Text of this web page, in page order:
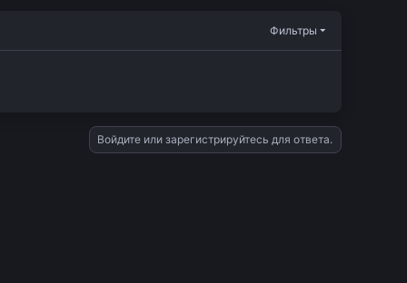
Фильтры
Войдите или зарегистрируйтесь для ответа.